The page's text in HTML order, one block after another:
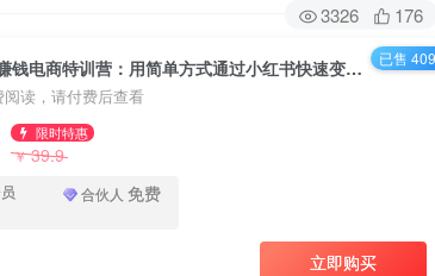
3326 176
小红书快速赚钱电商特训营：用简单方式通过小红书快速变现！
读，请付费后查看
限时特惠
￥39.9
合伙人 免费
立即购买
已售 409